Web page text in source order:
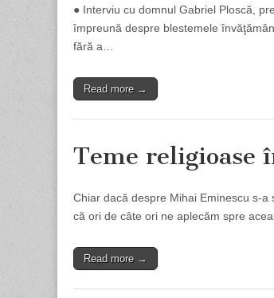
● Interviu cu domnul Gabriel Ploscă,
împreună despre blestemele
fără a…
Read more →
Teme religioase
Chiar dacă despre Mihai Eminescu s-
că ori de câte ori ne aplecăm spre
Read more →